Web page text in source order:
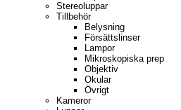
Stereoluppar
Tillbehör
Belysning
Försättslinser
Lampor
Mikroskopiska prep
Objektiv
Okular
Övrigt
Kameror